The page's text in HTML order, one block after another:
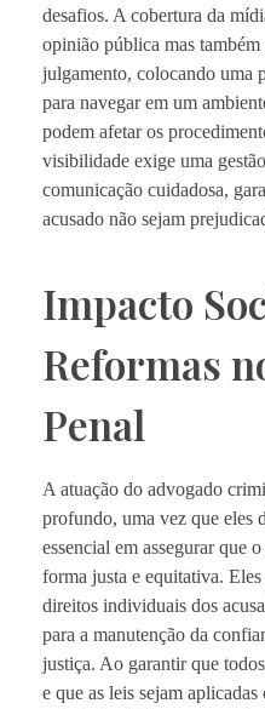
desafios. A cobertura da
opinião pública mas
julgamento, colocando uma
para navegar em um
podem afetar os
visibilidade exige uma
comunicação cuidadosa,
acusado não sejam
Impacto
Reformas
Penal
A atuação do advogado
profundo, uma vez que eles
essencial em assegurar que
forma justa e equitativa.
direitos individuais dos
para a manutenção da
justiça. Ao garantir que
e que as leis sejam